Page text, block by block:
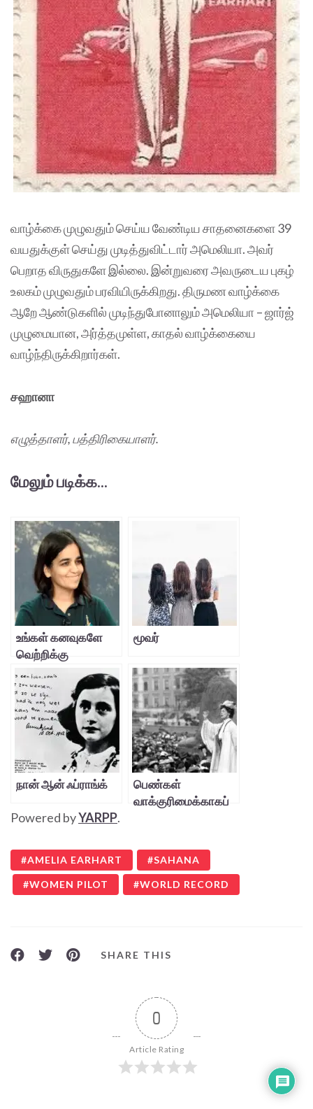
வாழ்க்கை முழுவதும் செய்ய வேண்டிய சாதனைகளை 39
வயதுக்குள் செய்து முடித்துவிட்டார் அமெலியா. அவர்
பெறாத விருதுகளே இல்லை. இன்றுவரை அவருடைய புகழ்
உலகம் முழுவதும் பரவியிருக்கிறது. திருமண வாழ்க்கை
ஆறே ஆண்டுகளில் முடிந்துபோனாலும் அமெலியா – ஜார்ஜ்
முழுமையான, அர்த்தமுள்ள, காதல் வாழ்க்கையை
வாழ்ந்திருக்கிறார்கள்.
சஹானா
எழுத்தாளர், பத்திரிகையாளர்.
மேலும் படிக்க...
உங்கள் கனவுகளே
வெற்றிக்கு
பாதையாய் அமையும்!
மூவர்
நான் ஆன் ஃப்ராங்க்
பெண்கள்
வாக்குரிமைக்காகப்
Powered byYARPP.
AMELIA EARHART SAHANA
WOMEN PILOT WORLD RECORD
SHARE THIS
0
Article Rating